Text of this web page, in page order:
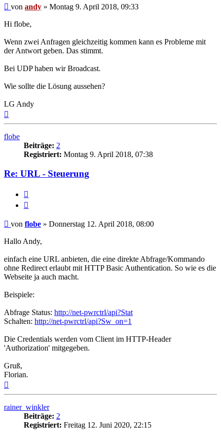
Beitrag
von andy » Montag 9. April 2018, 09:33
Hi flobe,
Wenn zwei Anfragen gleichzeitig kommen kann es Probleme mit
der Antwort geben. Das stimmt.
Bei UDP haben wir Broadcast.
Wie sollte die Lösung aussehen?
LG Andy
flobe
Beiträge: 2
Registriert: Montag 9. April 2018, 07:38
Re: URL - Steuerung
Beitrag
von flobe » Donnerstag 12. April 2018, 08:00
Hallo Andy,
einfach eine URL anbieten, die eine direkte Abfrage/Kommando
ohne Redirect erlaubt mit HTTP Basic Authentication. So wie es die
Webseite ja auch macht.
Beispiele:
Abfrage Status: http://net-pwrctrl/api?Stat
Schalten: http://net-pwrctrl/api?Sw_on=1
Die Credentials werden vom Client im HTTP-Header
'Authorization' mitgegeben.
Gruß,
Florian.
rainer_winkler
Beiträge: 2
Registriert: Freitag 12. Juni 2020, 22:15